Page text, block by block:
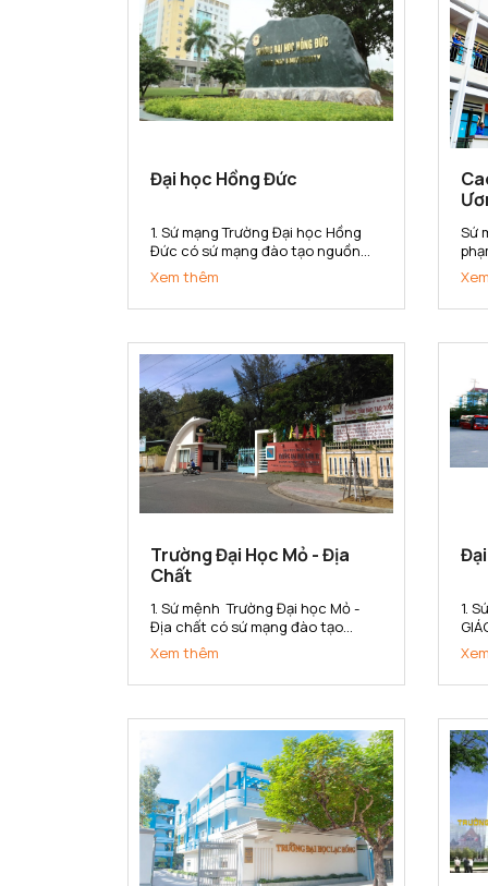
Đại học Hồng Đức
1. Sứ mạng Trường Đại học Hồng
Đức có sứ mạng đào tạo nguồn
nhân lực đa lĩnh vực có khả năng
thích ứng với sự thay đổi của thị
trường lao động; nghiên cứu khoa
vụ sự phát triển kinh tế - xã...
Xem thêm
Sứ
sở
hội
Trường Đại Học Mỏ - Địa
Chất
1. Sứ mệnh Trường Đại học Mỏ -
Địa chất có sứ mạng đào tạo
nguồn nhân lực có chất lượng
cao, nghiên cứu khoa học và
chuyển giao công nghệ đáp ứng
tế trong các lĩnh vực khoa học
Xem thêm
1.
(1)
gắn